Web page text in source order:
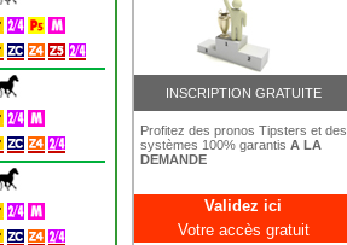
INSCRIPTION GRATUITE
Profitez des pronos Tipsters et des
systèmes 100% garantis A LA
DEMANDE
Validez ici
Votre accès gratuit